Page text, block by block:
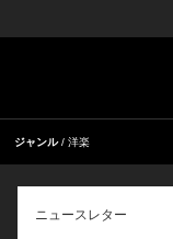
ジャンル 洋楽
ニュースレター